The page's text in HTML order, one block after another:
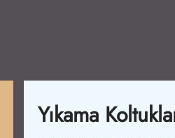
Bekleme